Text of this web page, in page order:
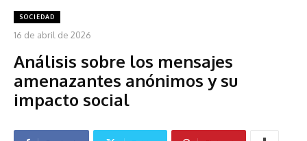
SOCIEDAD
16 de abril de 2026
Análisis sobre los mensajes
amenazantes anónimos y su
impacto social